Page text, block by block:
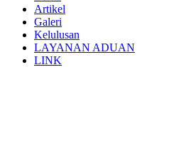
Artikel
Galeri
Kelulusan
LAYANAN ADUAN
LINK